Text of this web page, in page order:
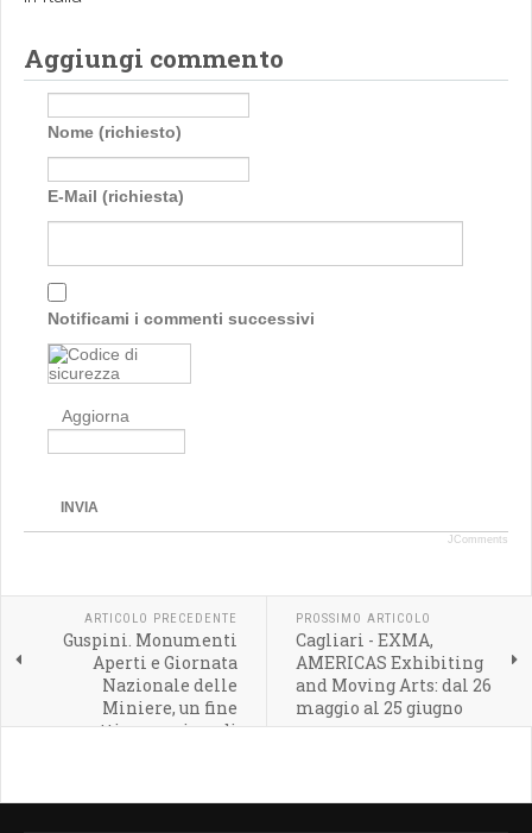
Aggiungi commento
Nome (richiesto)
E-Mail (richiesta)
Notificami i commenti successivi
Aggiorna
INVIA
JComments
ARTICOLO PRECEDENTE
Guspini. Monumenti
Aperti e Giornata
Nazionale delle
Miniere, un fine
settimana ricco di
PROSSIMO ARTICOLO
Cagliari - EXMA,
AMERICAS Exhibiting
and Moving Arts: dal 26
maggio al 25 giugno